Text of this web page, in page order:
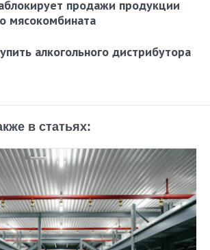
продажи продукции
мясокомбината
алкогольного дистрибутора
в статьях: